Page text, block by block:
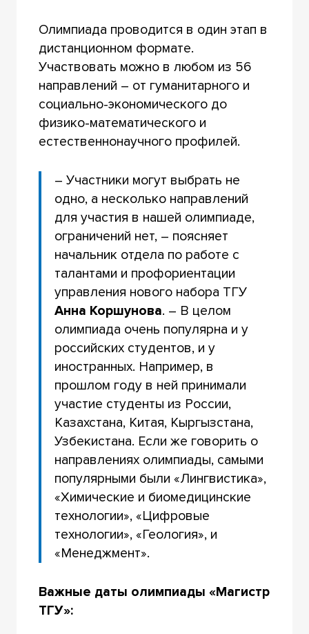
Олимпиада проводится в один этап в
дистанционном формате.
Участвовать можно в любом из 56
направлений – от гуманитарного и
социально-экономического до
физико-математического и
естественнонаучного профилей.
– Участники могут выбрать не
одно, а несколько направлений
для участия в нашей олимпиаде,
ограничений нет, – поясняет
начальник отдела по работе с
талантами и профориентации
управления нового набора ТГУ
Анна Коршунова. – В целом
олимпиада очень популярна и у
российских студентов, и у
иностранных. Например, в
прошлом году в ней принимали
участие студенты из России,
Казахстана, Китая, Кыргызстана,
Узбекистана. Если же говорить о
направлениях олимпиады, самыми
популярными были «Лингвистика»,
«Химические и биомедицинские
технологии», «Цифровые
технологии», «Геология», и
«Менеджмент».
Важные даты олимпиады «Магистр
ТГУ»: